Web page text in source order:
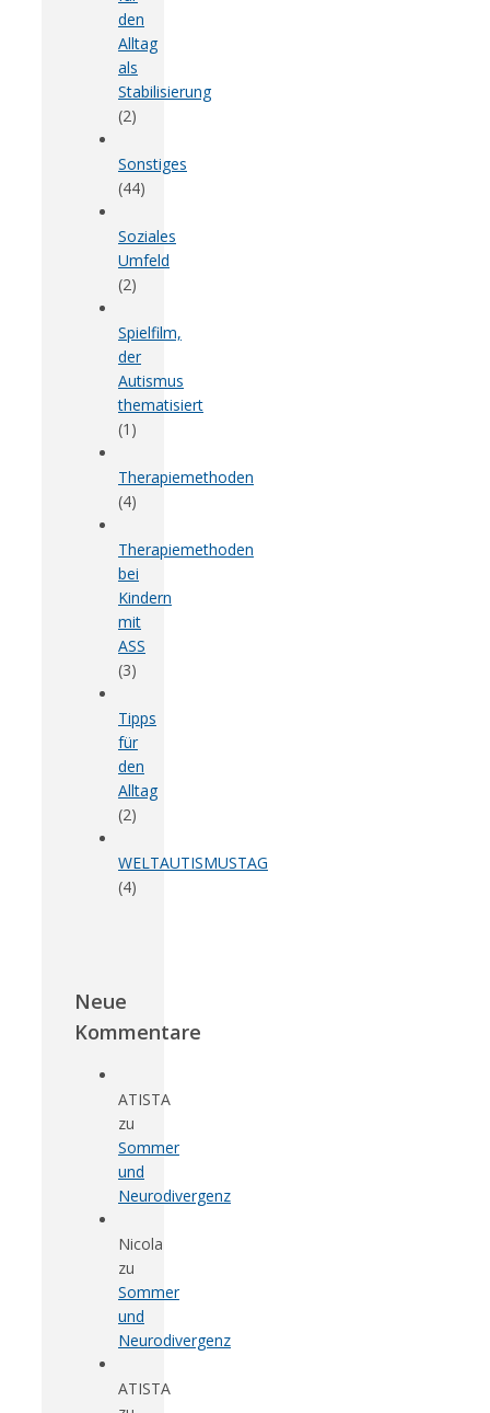
den
Alltag
als
Stabilisierung
(2)
Sonstiges
(44)
Soziales
Umfeld
(2)
Spielfilm,
der
Autismus
thematisiert
(1)
Therapiemethoden
(4)
Therapiemethoden
bei
Kindern
mit
ASS
(3)
Tipps
für
den
Alltag
(2)
WELTAUTISMUSTAG
(4)
Neue
Kommentare
ATISTA
zu
Sommer
und
Neurodivergenz
Nicola
zu
Sommer
und
Neurodivergenz
ATISTA